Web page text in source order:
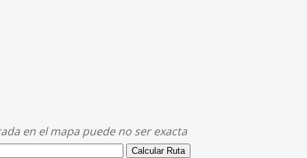
en el mapa puede no ser exacta